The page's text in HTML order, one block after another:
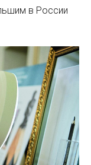
в России